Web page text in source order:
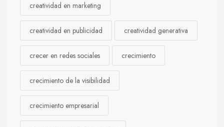
creatividad en marketing
creatividad en publicidad creatividad generativa
crecer en redes sociales crecimiento
crecimiento de la visibilidad
crecimiento empresarial